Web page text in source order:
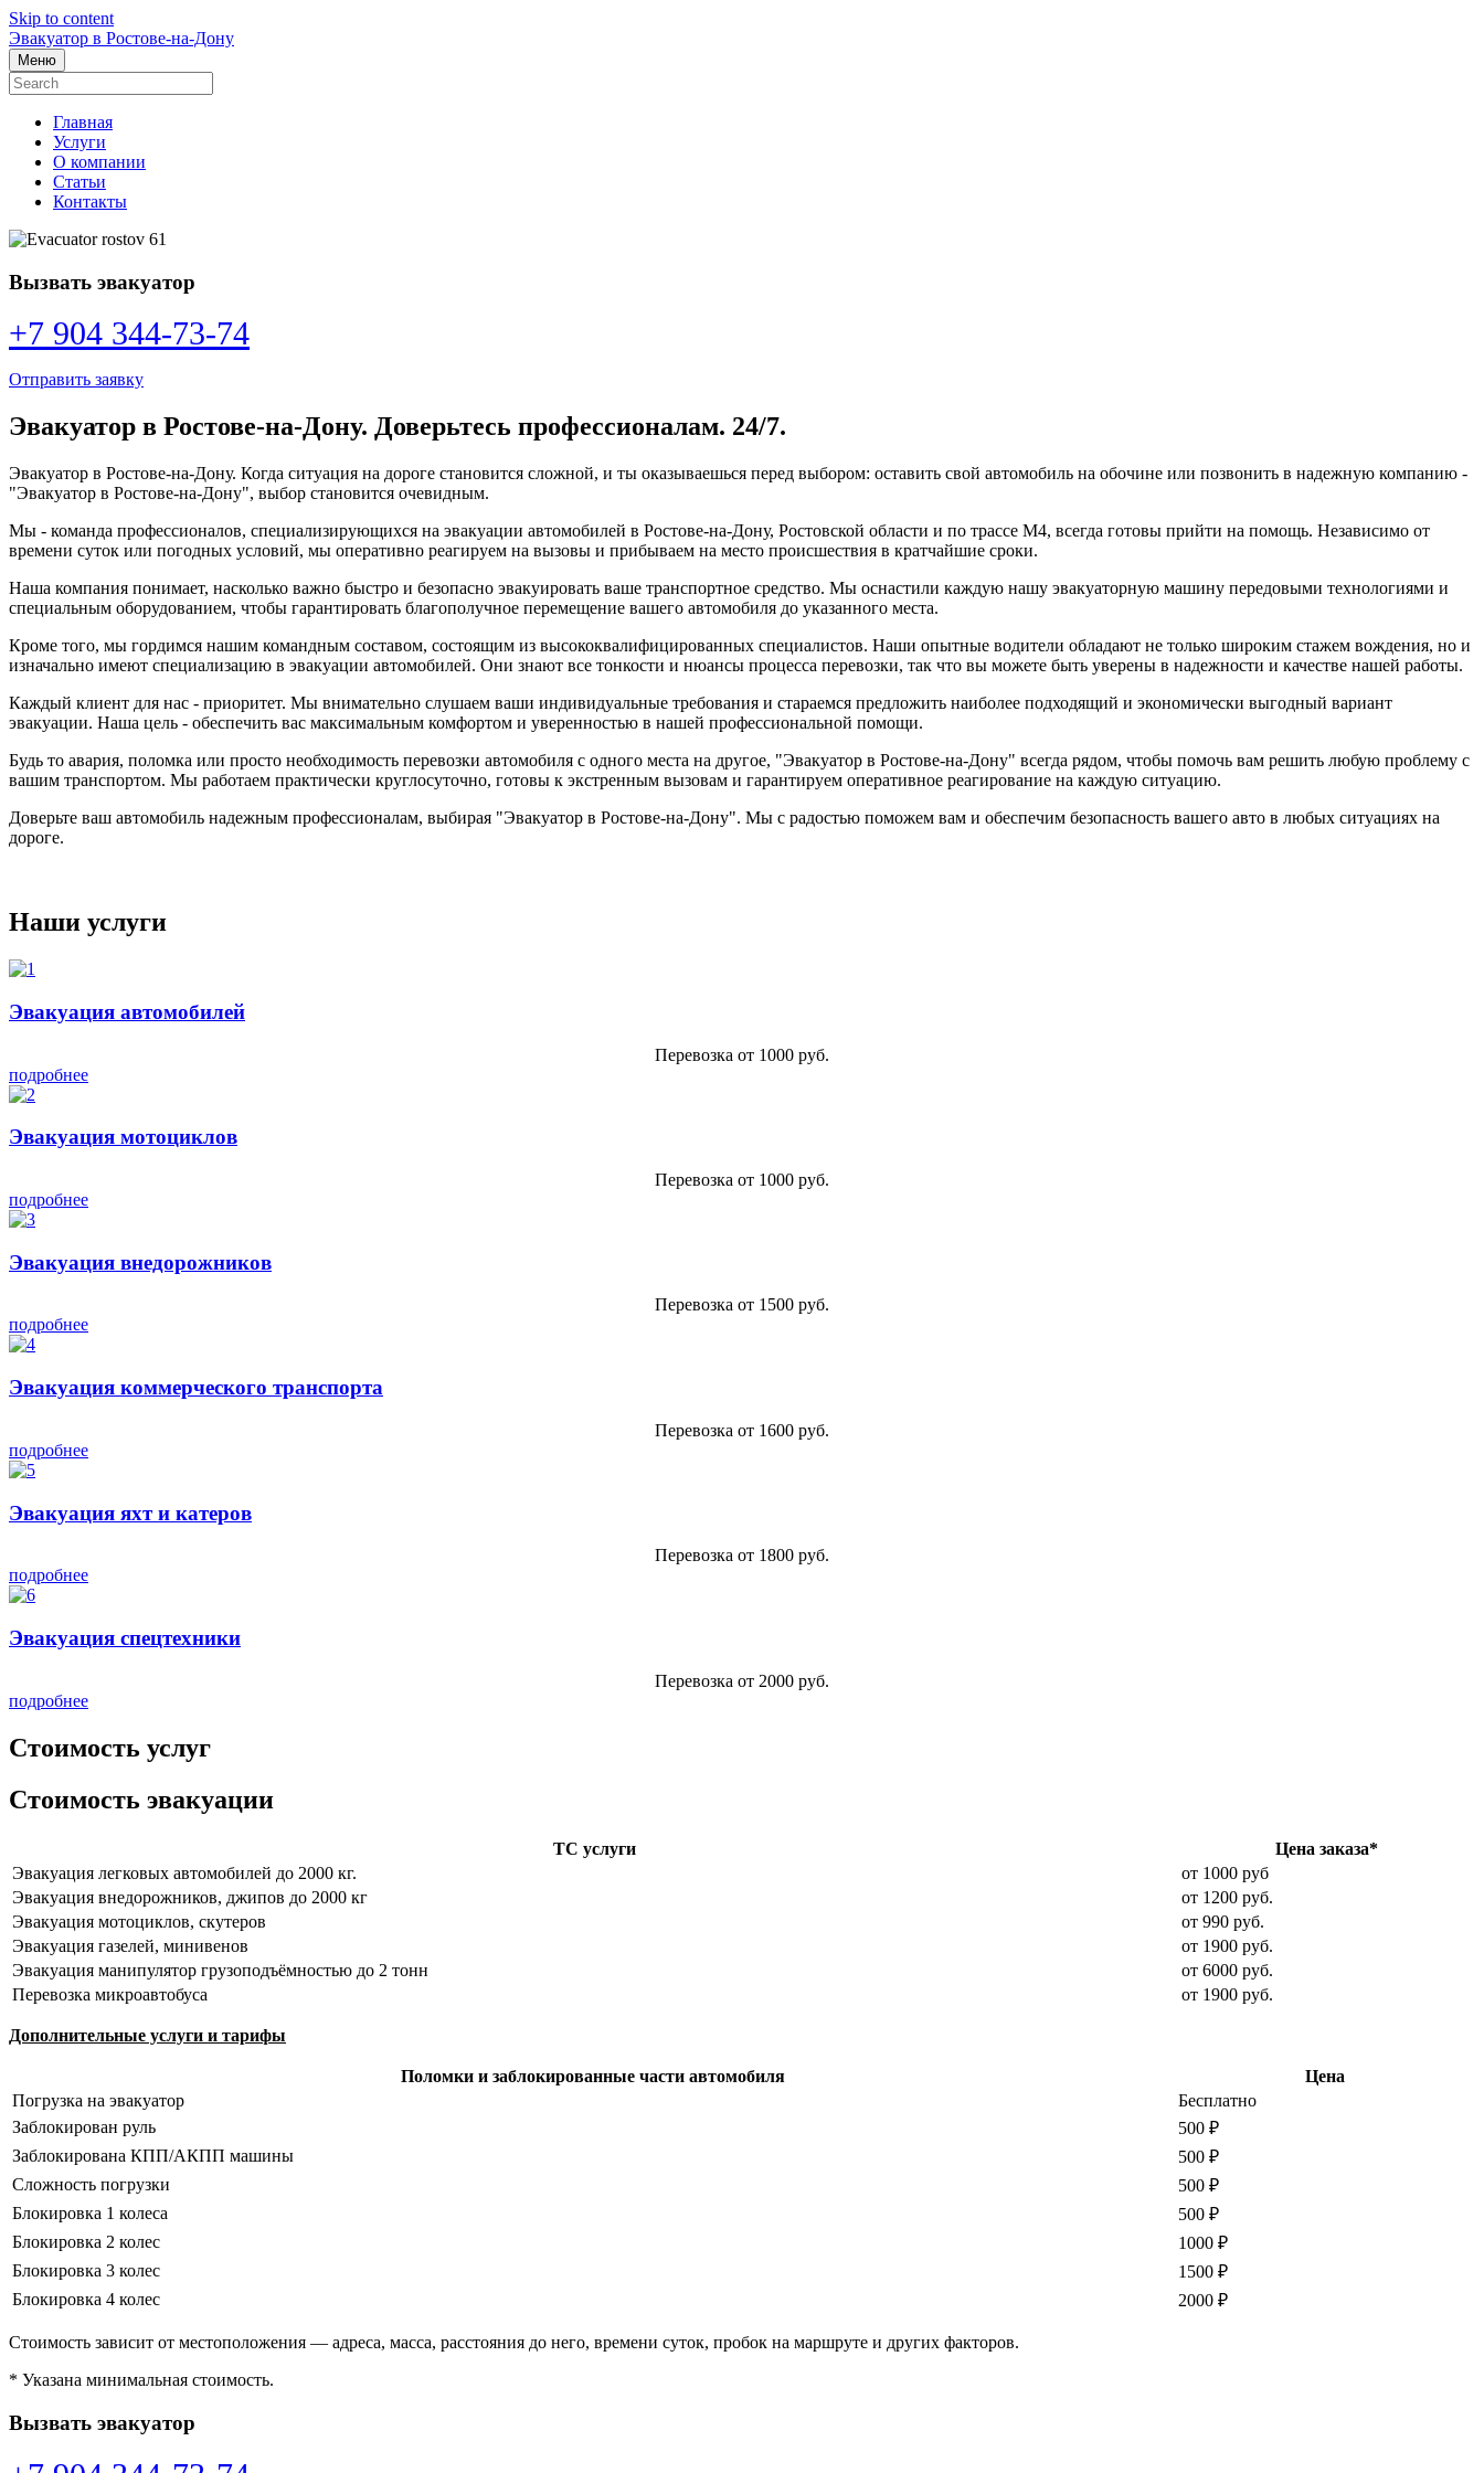
Skip to content
Эвакуатор в Ростове-на-Дону
Меню
Главная
Услуги
О компании
Статьи
Контакты
Вызвать эвакуатор
+7 904 344-73-74
Отправить заявку
Эвакуатор в Ростове-на-Дону. Доверьтесь профессионалам. 24/7.
Эвакуатор в Ростове-на-Дону. Когда ситуация на дороге становится сложной, и ты оказываешься перед выбором: оставить свой автомобиль на обочине или позвонить в надежную компанию -
"Эвакуатор в Ростове-на-Дону", выбор становится очевидным.
Мы - команда профессионалов, специализирующихся на эвакуации автомобилей в Ростове-на-Дону, Ростовской области и по трассе М4, всегда готовы прийти на помощь. Независимо от
времени суток или погодных условий, мы оперативно реагируем на вызовы и прибываем на место происшествия в кратчайшие сроки.
Наша компания понимает, насколько важно быстро и безопасно эвакуировать ваше транспортное средство. Мы оснастили каждую нашу эвакуаторную машину передовыми технологиями и
специальным оборудованием, чтобы гарантировать благополучное перемещение вашего автомобиля до указанного места.
Кроме того, мы гордимся нашим командным составом, состоящим из высококвалифицированных специалистов. Наши опытные водители обладают не только широким стажем вождения, но и
изначально имеют специализацию в эвакуации автомобилей. Они знают все тонкости и нюансы процесса перевозки, так что вы можете быть уверены в надежности и качестве нашей работы.
Каждый клиент для нас - приоритет. Мы внимательно слушаем ваши индивидуальные требования и стараемся предложить наиболее подходящий и экономически выгодный вариант
эвакуации. Наша цель - обеспечить вас максимальным комфортом и уверенностью в нашей профессиональной помощи.
Будь то авария, поломка или просто необходимость перевозки автомобиля с одного места на другое, "Эвакуатор в Ростове-на-Дону" всегда рядом, чтобы помочь вам решить любую проблему с
вашим транспортом. Мы работаем практически круглосуточно, готовы к экстренным вызовам и гарантируем оперативное реагирование на каждую ситуацию.
Доверьте ваш автомобиль надежным профессионалам, выбирая "Эвакуатор в Ростове-на-Дону". Мы с радостью поможем вам и обеспечим безопасность вашего авто в любых ситуациях на
дороге.
Наши услуги
Эвакуация автомобилей
Перевозка от 1000 руб.
подробнее
Эвакуация мотоциклов
Перевозка от 1000 руб.
подробнее
Эвакуация внедорожников
Перевозка от 1500 руб.
подробнее
Эвакуация коммерческого транспорта
Перевозка от 1600 руб.
подробнее
Эвакуация яхт и катеров
Перевозка от 1800 руб.
подробнее
Эвакуация спецтехники
Перевозка от 2000 руб.
подробнее
Стоимость услуг
Стоимость эвакуации
ТС услуги
Цена заказа*
Эвакуация легковых автомобилей до 2000 кг.
от 1000 руб
Эвакуация внедорожников, джипов до 2000 кг
от 1200 руб.
Эвакуация мотоциклов, скутеров
от 990 руб.
Эвакуация газелей, минивенов
от 1900 руб.
Эвакуация манипулятор грузоподъёмностью до 2 тонн
от 6000 руб.
Перевозка микроавтобуса
от 1900 руб.
Дополнительные услуги и тарифы
Поломки и заблокированные части автомобиля
Цена
Погрузка на эвакуатор
Бесплатно
Заблокирован руль
500 ₽
Заблокирована КПП/АКПП машины
500 ₽
Сложность погрузки
500 ₽
Блокировка 1 колеса
500 ₽
Блокировка 2 колес
1000 ₽
Блокировка 3 колес
1500 ₽
Блокировка 4 колес
2000 ₽
Стоимость зависит от местоположения — адреса, масса, расстояния до него, времени суток, пробок на маршруте и других факторов.
* Указана минимальная стоимость.
Вызвать эвакуатор